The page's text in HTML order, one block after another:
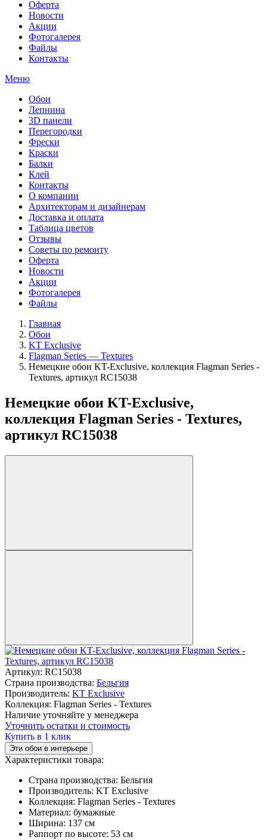
Оферта
Новости
Акции
Фотогалерея
Файлы
Контакты
Меню
Обои
Лепнина
3D панели
Перегородки
Фрески
Краски
Балки
Клей
Контакты
О компании
Архитекторам и дизайнерам
Доставка и оплата
Таблица цветов
Отзывы
Советы по ремонту
Оферта
Новости
Акции
Фотогалерея
Файлы
Главная
Обои
KT Exclusive
Flagman Series — Textures
Немецкие обои KT-Exclusive, коллекция Flagman Series -
Textures, артикул RC15038
Немецкие обои KT-Exclusive,
коллекция Flagman Series - Textures,
артикул RC15038
Артикул: RC15038
Страна производства: Бельгия
Производитель: KT Exclusive
Коллекция: Flagman Series - Textures
Наличие уточняйте у менеджера
Уточнить остатки и стоимость
Купить в 1 клик
Эти обои в интерьере
Характеристики товара:
Страна производства: Бельгия
Производитель: KT Exclusive
Коллекция: Flagman Series - Textures
Материал: бумажные
Ширина: 137 см
Раппорт по высоте: 53 см